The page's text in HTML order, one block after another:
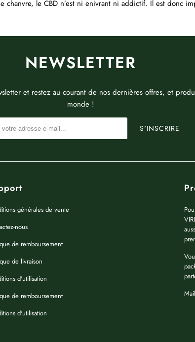
le CBD n’est ni enivrant ni addictif. Il est donc
NEWSLETTER
et restez au courant de nos dernières offres, et
monde !
générales de vente
nous
de remboursement
de livraison
d'utilisation
de remboursement
d'utilisation